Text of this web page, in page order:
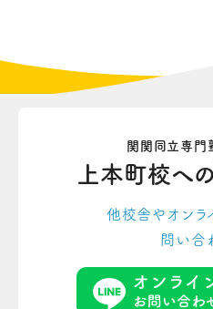
関関同立専門
上本町校への
他校舎やオンラ
問い合